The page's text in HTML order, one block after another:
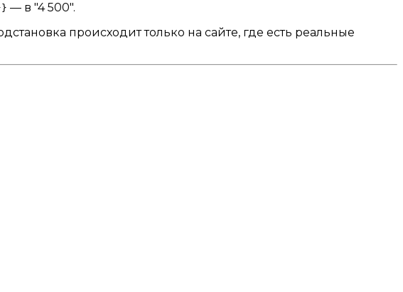
— в "4 500".
происходит только на сайте, где есть реальные